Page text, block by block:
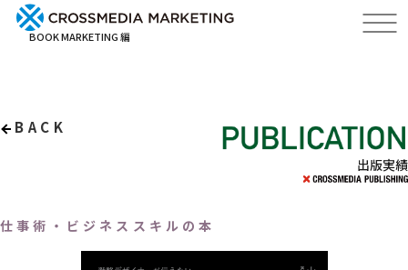
BOOK MARKETING 編
BACK
出版実績
仕事術・ビジネススキルの本